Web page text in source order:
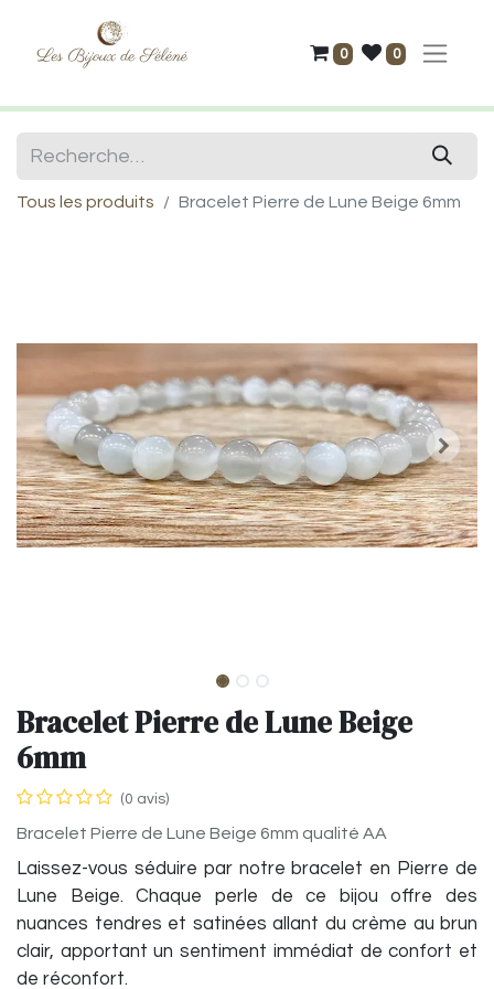
0 0
Tous les produits Bracelet Pierre de Lune Beige 6mm
Bracelet Pierre de Lune Beige
6mm
(0 avis)
Bracelet Pierre de Lune Beige 6mm qualité AA
Laissez-vous séduire par notre bracelet en Pierre de
Lune Beige. Chaque perle de ce bijou offre des
nuances tendres et satinées allant du crème au brun
clair, apportant un sentiment immédiat de confort et
de réconfort.